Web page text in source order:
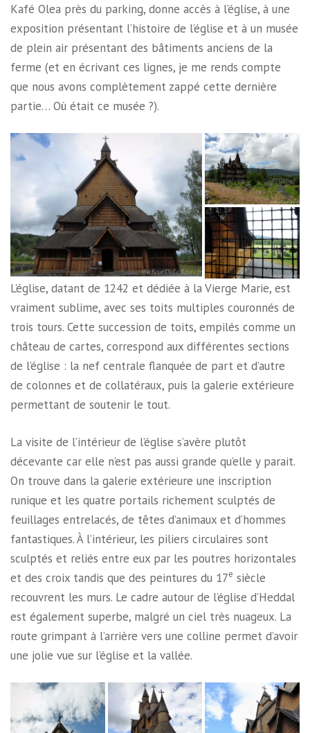
Kafé Olea près du parking, donne accès à l’église, à une
exposition présentant l’histoire de l’église et à un musée
de plein air présentant des bâtiments anciens de la
ferme (et en écrivant ces lignes, je me rends compte
que nous avons complètement zappé cette dernière
partie… Où était ce musée ?).
L’église, datant de 1242 et dédiée à la Vierge Marie, est
vraiment sublime, avec ses toits multiples couronnés de
trois tours. Cette succession de toits, empilés comme un
château de cartes, correspond aux différentes sections
de l’église : la nef centrale flanquée de part et d’autre
de colonnes et de collatéraux, puis la galerie extérieure
permettant de soutenir le tout.
La visite de l’intérieur de l’église s’avère plutôt
décevante car elle n’est pas aussi grande qu’elle y parait.
On trouve dans la galerie extérieure une inscription
runique et les quatre portails richement sculptés de
feuillages entrelacés, de têtes d’animaux et d’hommes
fantastiques. À l’intérieur, les piliers circulaires sont
sculptés et reliés entre eux par les poutres horizontales
et des croix tandis que des peintures du 17e siècle
recouvrent les murs. Le cadre autour de l’église d’Heddal
est également superbe, malgré un ciel très nuageux. La
route grimpant à l’arrière vers une colline permet d’avoir
une jolie vue sur l’église et la vallée.